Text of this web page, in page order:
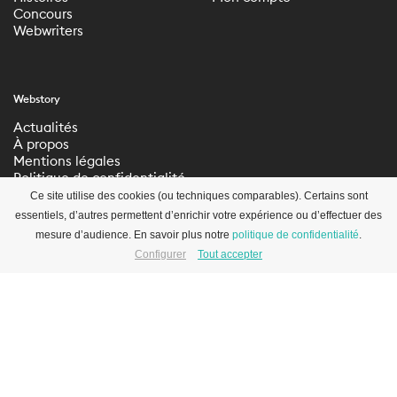
Concours
Webwriters
Webstory
Actualités
À propos
Mentions légales
Politique de confidentialité
Paramètres de
confidentialité
Ce site utilise des cookies (ou techniques comparables). Certains sont
essentiels, d’autres permettent d’enrichir votre expérience ou d’effectuer des
mesure d’audience. En savoir plus notre politique de confidentialité.
Configurer
Tout accepter